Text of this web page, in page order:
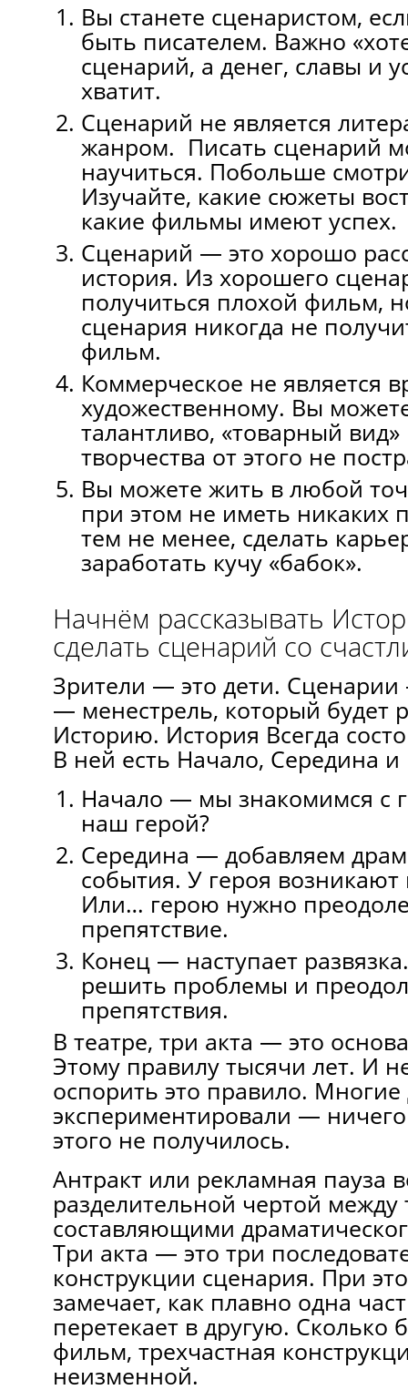
Вы станете сценаристом,
быть писателем. Важно
сценарий, а денег, славы и
хватит.
Сценарий не является
жанром. Писать сценарий
научиться. Побольше
Изучайте, какие сюжеты
какие фильмы имеют успех.
Сценарий — это хорошо
история. Из хорошего
получиться плохой фильм,
сценария никогда не
фильм.
Коммерческое не является
художественному. Вы
талантливо, «товарный
творчества от этого не
Вы можете жить в любой
при этом не иметь никаких
тем не менее, сделать
заработать кучу «бабок».
Начнём рассказывать
сделать сценарий со
Зрители — это дети.
— менестрель, который будет
Историю. История Всегда
В ней есть Начало, Середина
Начало — мы знакомимся с
наш герой?
Середина — добавляем
события. У героя
Или… герою нужно
препятствие.
Конец — наступает
решить проблемы и
препятствия.
В театре, три акта — это
Этому правилу тысячи лет. И
оспорить это правило. Многие
экспериментировали —
этого не получилось.
Антракт или рекламная пауза
разделительной чертой между
составляющими
Три акта — это три
конструкции сценария. При
замечает, как плавно одна
перетекает в другую. Сколько
фильм, трехчастная
неизменной.